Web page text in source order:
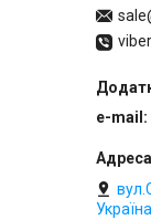
e-mail
Україна